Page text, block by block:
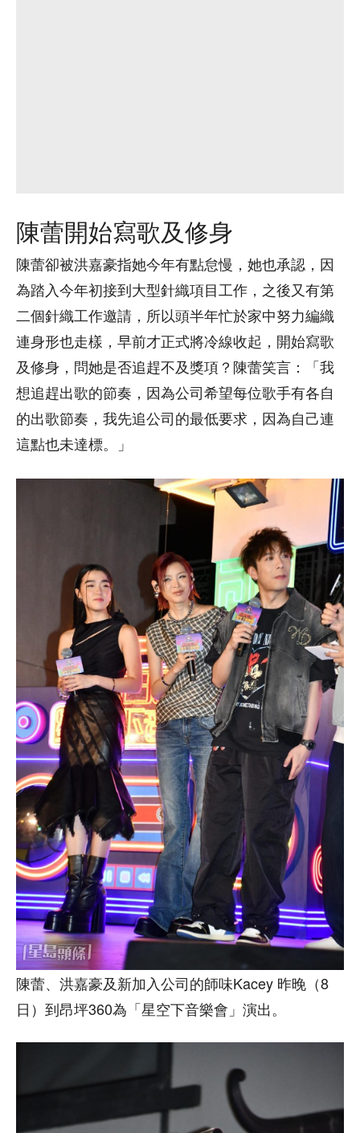
陳蕾開始寫歌及修身
陳蕾卻被洪嘉豪指她今年有點怠慢，她也承認，因
為踏入今年初接到大型針織項目工作，之後又有第
二個針織工作邀請，所以頭半年忙於家中努力編織
連身形也走樣，早前才正式將冷線收起，開始寫歌
及修身，問她是否追趕不及獎項？陳蕾笑言：「我
想追趕出歌的節奏，因為公司希望每位歌手有各自
的出歌節奏，我先追公司的最低要求，因為自己連
這點也未達標。」
陳蕾、洪嘉豪及新加入公司的師味Kacey 昨晚（8
日）到昂坪360為「星空下音樂會」演出。